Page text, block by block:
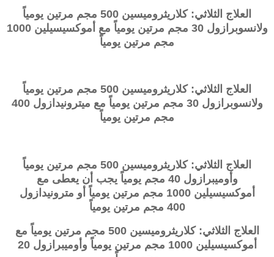
العلاج الثلاثي: كلاريثروميسين 500 مجم مرتين يومياً
ولانسوبرازول 30 مجم مرتين يومياً مع أموكسيسيلين 1000
مجم مرتين يومياً
العلاج الثلاثي: كلاريثروميسين 500 مجم مرتين يومياً
ولانسوبرازول 30 مجم مرتين يومياً مع ميترونيدازول 400
مجم مرتين يومياً
العلاج الثلاثي: كلاريثروميسين 500 مجم مرتين يومياً
وأوميبرازول 40 مجم يومياً يجب أن يعطى مع
أموكسيسيلين 1000 مجم مرتين يومياً أو مترونيدازول
400 مجم مرتين يومياً
العلاج الثلاثي: كلاريثروميسين 500 مجم مرتين يومياً مع
أموكسيسيلين 1000 مجم مرتين يومياً وأوميبرازول 20